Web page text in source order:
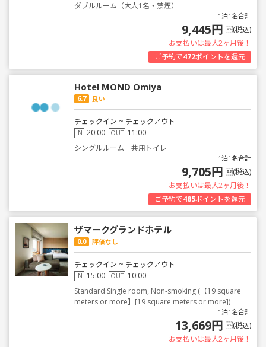
ダブルルーム（大人1名・禁煙）
1泊1名合計
9,445円 (税込)
お支払いは最大2ヶ月後！
ご予約で472ポイントを還元
Hotel MOND Omiya
6.7 良い
チェックイン ~ チェックアウト
IN 20:00 OUT 11:00
シングルルーム 共用トイレ
1泊1名合計
9,705円 (税込)
お支払いは最大2ヶ月後！
ご予約で485ポイントを還元
ザマークグランドホテル
0.0 評価なし
チェックイン ~ チェックアウト
IN 15:00 OUT 10:00
Standard Single room, Non-smoking (【19 square
meters or more】[19 square meters or more])
1泊1名合計
13,669円 (税込)
お支払いは最大2ヶ月後！